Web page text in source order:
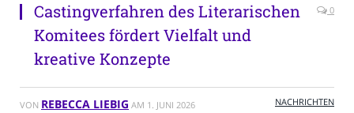
Castingverfahren des Literarischen
Komitees fördert Vielfalt und
kreative Konzepte
0
VON REBECCA LIEBIG AM 1. JUNI 2026 NACHRICHTEN